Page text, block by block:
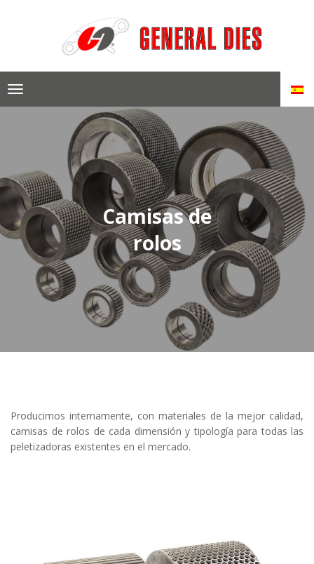
Camisas de
rolos
Producimos internamente, con materiales de la mejor calidad,
camisas de rolos de cada dimensión y tipología para todas las
peletizadoras existentes en el mercado.